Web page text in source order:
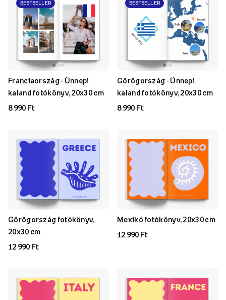
BESTSELLER
Franciaország - Ünnepi
kaland fotókönyv, 20x30 cm
8 990 Ft
BESTSELLER
Görögország - Ünnepi
kaland fotókönyv, 20x30 cm
8 990 Ft
Görögország fotókönyv,
20x30 cm
12 990 Ft
Mexikó fotókönyv, 20x30 cm
12 990 Ft